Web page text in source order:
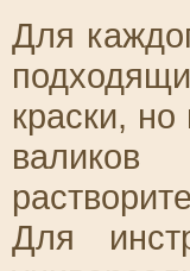
Для
краски,
валиков
Для